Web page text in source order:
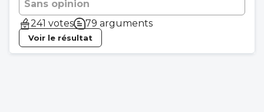
contractuelles pour qu’elles soient conformes aux
dispositions du RGPD.
4 - Comment respecter les droits des patients ?
Sans opinion
241 votes
79 arguments
Voir le résultat